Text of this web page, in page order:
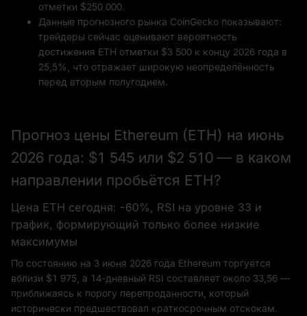
отметки $250 000.
Данные прогнозного рынка CoinGecko показывают:
трейдеры сейчас оценивают вероятность
достижения ETH отметки $3 500 к концу 2026 года в
25,5%, что отражает широкую неопределённость
перед вторым полугодием.
Прогноз цены Ethereum (ETH) на июнь
2026 года: $1 545 или $2 510 — в каком
направлении пробьётся ETH?
Цена ETH сегодня: -60%, RSI на уровне 33 и
график, формирующий только более низкие
максимумы
По состоянию на 3 июня 2026 года Ethereum торгуется
вблизи $1 975, а 14-дневный RSI составляет около 33,56 —
приближаясь к порогу перепроданности, который
исторически предшествовал краткосрочным отскокам.